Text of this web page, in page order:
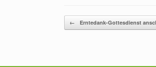
Beitragsnavigation
← Erntedank-Gottesdienst